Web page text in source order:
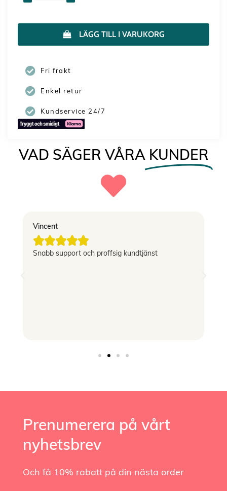
LÄGG TILL I VARUKORG
Fri frakt
Enkel retur
Kundservice 24/7
VAD SÄGER VÅRA KUNDER
Vincent

Snabb support och proffsig kundtjänst
Prenumerera på vårt
nyhetsbrev
Och få 10% rabatt på din nästa order